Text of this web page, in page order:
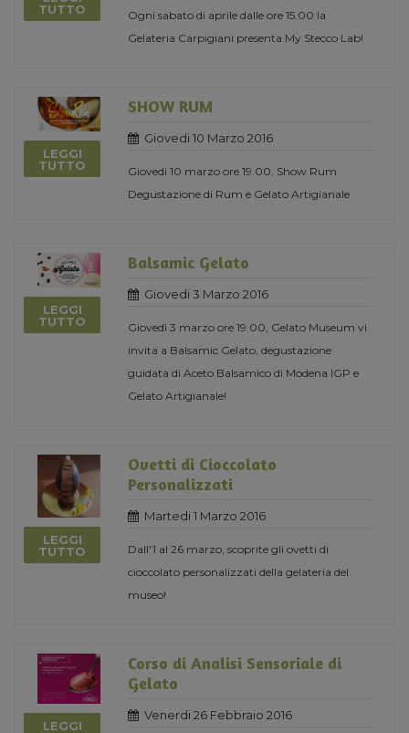
TUTTO
Ogni sabato di aprile dalle ore 15.00 la
Gelateria Carpigiani presenta My Stecco Lab!
LEGGI
TUTTO
SHOW RUM
Giovedi 10 Marzo 2016
Giovedi 10 marzo ore 19.00, Show Rum
Degustazione di Rum e Gelato Artigianale
LEGGI
TUTTO
Balsamic Gelato
Giovedi 3 Marzo 2016
Giovedì 3 marzo ore 19.00, Gelato Museum vi
invita a Balsamic Gelato, degustazione
guidata di Aceto Balsamico di Modena IGP e
Gelato Artigianale!
LEGGI
TUTTO
Ovetti di Cioccolato
Personalizzati
Martedi 1 Marzo 2016
Dall'1 al 26 marzo, scoprite gli ovetti di
cioccolato personalizzati della gelateria del
museo!
LEGGI
Corso di Analisi Sensoriale di
Gelato
Venerdi 26 Febbraio 2016